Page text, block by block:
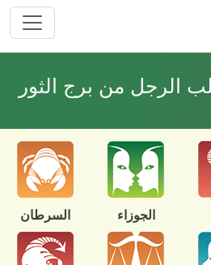
الرجل من برج الثور
الجوزاء السرطان